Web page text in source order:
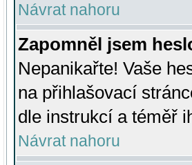
Návrat nahoru
Zapomněl jsem
Nepanikařte! Vaše
na přihlašovací
dle instrukcí a téměř
Návrat nahoru